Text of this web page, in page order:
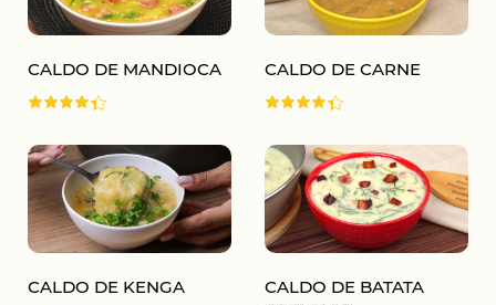
CALDO DE MANDIOCA CALDO DE CARNE
CALDO DE KENGA
CALDO DE BATATA